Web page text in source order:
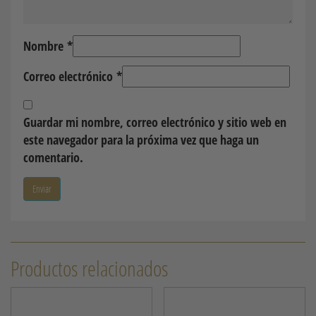
Nombre *
Correo electrónico *
Guardar mi nombre, correo electrónico y sitio web en
este navegador para la próxima vez que haga un
comentario.
Productos relacionados